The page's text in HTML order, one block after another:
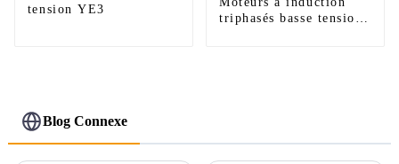
tension YE3
triphasés basse tension
Blog Connexe